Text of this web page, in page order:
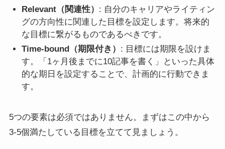
Relevant（関連性） : 自分のキャリアやライティン
グの方向性に関連した目標を設定します。将来的
な目標に繋がるものであるべきです。
Time-bound（期限付き） : 目標には期限を設けま
す。「1ヶ月後までに10記事を書く」といった具体
的な期日を設定することで、計画的に行動できま
す。
5つの要素は必須ではありません。まずはこの中から
3-5個満たしている目標を立てて見ましょう。